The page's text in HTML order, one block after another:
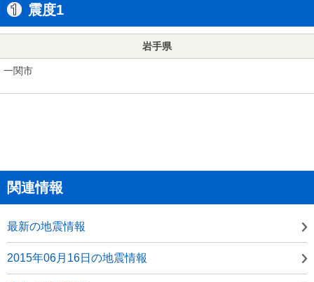
震度1
岩手県
一関市
関連情報
最新の地震情報
2015年06月16日の地震情報